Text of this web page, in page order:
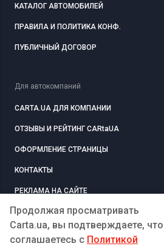
Продолжая просматривать
Carta.ua, вы подтверждаете, что
соглашаетесь c Политикой
КАТАЛОГ АВТОМОБИЛЕЙ
ПРАВИЛА И ПОЛИТИКА КОНФ.
ПУБЛИЧНЫЙ ДОГОВОР
Для автокомпаний
CARTA.UA ДЛЯ КОМПАНИИ
ОТЗЫВЫ И РЕЙТИНГ CARtaUA
ОФОРМЛЕНИЕ СТРАНИЦЫ
КОНТАКТЫ
РЕКЛАМА НА САЙТЕ
РЕГИСТРАЦИЯ КОМПАНИЮ